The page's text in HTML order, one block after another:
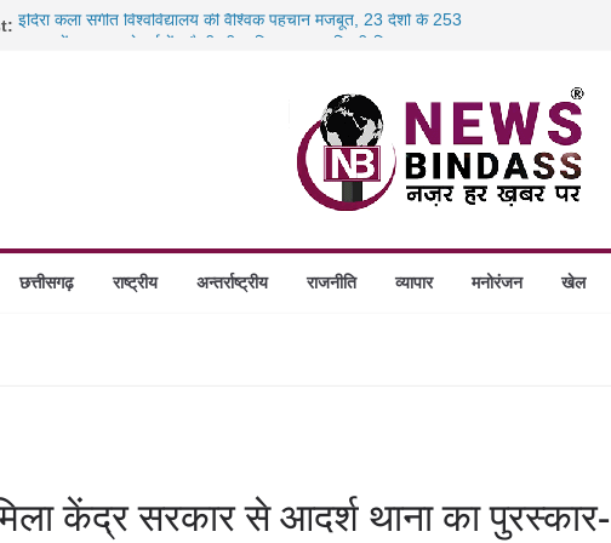
इंदिरा कला संगीत विश्वविद्यालय की वैश्विक पहचान मजबूत, 23 देशों के 253
साइबर ठगी पर दुर्ग पुलिस का बड़ा एक्शन: 13 म्यूल बैंक खाताधारक गिरफ्तार
BSP ई-ऑक्शन विवाद: 10 लाख रुपये की बयाना राशि जब्ती के खिलाफ
छत्तीसगढ़ राष्ट्रीय अन्तर्राष्ट्रीय राजनीति व्यापार मनोरंजन खेल
केंद्र सरकार से आदर्श थाना का पुरस्कार-